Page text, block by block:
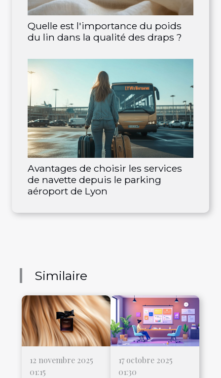
Quelle est l'importance du poids
du lin dans la qualité des draps ?
Avantages de choisir les services
de navette depuis le parking
aéroport de Lyon
Similaire
12 novembre 2025
01:15
17 octobre 2025
01:30